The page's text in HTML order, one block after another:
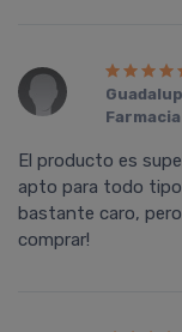
El producto es
apto para todo tipo
bastante caro,
comprar!